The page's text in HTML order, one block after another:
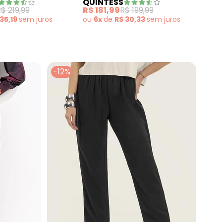
com Cintura
219,99
semjuros
Poliéster
R$ 181,99R$ 199,99
ou 6xde R$ 30,33semjuros
-12%